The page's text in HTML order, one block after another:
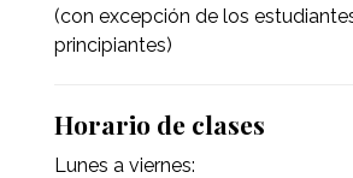
(con excepción de los
principiantes)
Horario de clases
Lunes a viernes: